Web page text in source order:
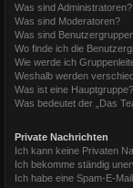
Was sind Administratoren?
Was sind Moderatoren?
Was sind
Wo finde ich die
Wie werde ich
Weshalb werden
Was ist eine Hauptgruppe?
Was bedeutet der „Das
Private Nachrichten
Ich kann keine Privaten
Ich bekomme ständig
Ich habe eine Spam-E-